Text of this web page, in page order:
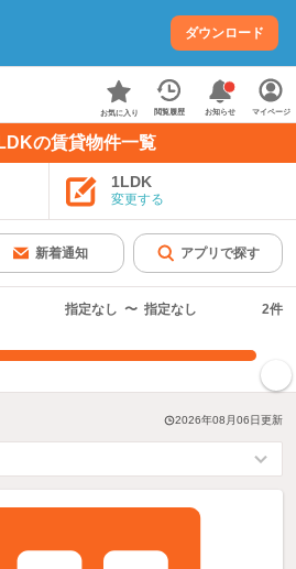
ダウンロード
お気に入り 閲覧履歴 お知らせ マイページ
の賃貸物件一覧
1LDK
変更する
新着通知 アプリで探す
指定なし 〜 指定なし 2件
2026年08月06日更新